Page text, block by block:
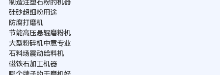
制造注塑石粉的机器
硅砂超细粉用途
防腐打磨机
节能高压悬辊磨粉机
大型粉碎机中意专业
石料场震动给料机
磁铁石加工机器